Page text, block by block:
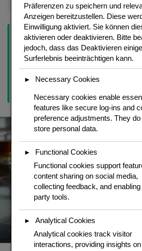
Tipp: Flambieren sicher:Grand Marnier
kurz erwaermen, dann mit einem langen
entzuenden und ueber die Crepes
der Flasche anzuenden. Den Dunstabzug
Flamme erlischt von selbst wenn der
Präferenzen zu speichern und
Anzeigen bereitzustellen. Diese
Einwilligung aktiviert. Sie können
aktivieren oder deaktivieren. Bitte
jedoch, dass das Deaktivieren
Surferlebnis beeinträchtigen kann.
► Necessary Cookies
Necessary cookies enable
features like secure log-ins and
preference adjustments. They do
store personal data.
►
Functional Cookies
Functional cookies support
content sharing on social media,
collecting feedback, and
party tools.
►
Analytical Cookies
Analytical cookies track visitor
interactions, providing insights